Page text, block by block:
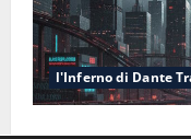
l'Inferno di Dante